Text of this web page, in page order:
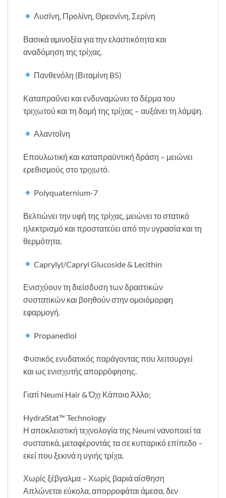
Λυσίνη, Προλίνη, Θρεονίνη, Σερίνη
Βασικά αμινοξέα για την ελαστικότητα και
αναδόμηση της τρίχας.
Πανθενόλη (Βιταμίνη B5)
Καταπραΰνει και ενδυναμώνει το δέρμα του
τριχωτού και τη δομή της τρίχας – αυξάνει τη λάμψη.
Αλαντοΐνη
Επουλωτική και καταπραϋντική δράση – μειώνει
ερεθισμούς στο τριχωτό.
Polyquaternium-7
Βελτιώνει την υφή της τρίχας, μειώνει το στατικό
ηλεκτρισμό και προστατεύει από την υγρασία και τη
θερμότητα.
Caprylyl/Capryl Glucoside & Lecithin
Ενισχύουν τη διείσδυση των δραστικών
συστατικών και βοηθούν στην ομοιόμορφη
εφαρμογή.
Propanediol
Φυσικός ενυδατικός παράγοντας που λειτουργεί
και ως ενισχυτής απορρόφησης.
Γιατί Neumi Hair & Όχι Κάποιο Άλλο;
HydraStat™ Technology
Η αποκλειστική τεχνολογία της Neumi νανοποιεί τα
συστατικά, μεταφέροντάς τα σε κυτταρικό επίπεδο –
εκεί που ξεκινά η υγιής τρίχα.
Χωρίς ξέβγαλμα – Χωρίς βαριά αίσθηση
Απλώνεται εύκολα, απορροφάται άμεσα, δεν